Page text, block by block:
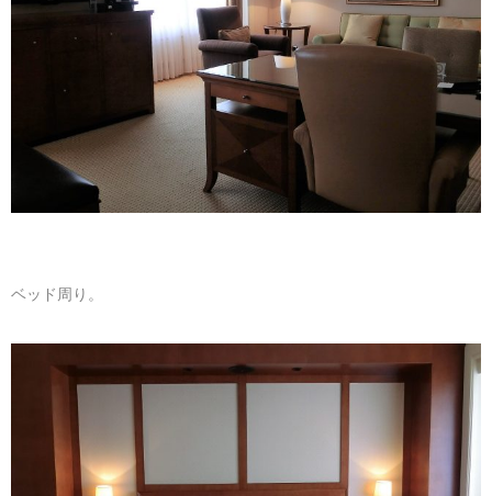
ベッド周り。